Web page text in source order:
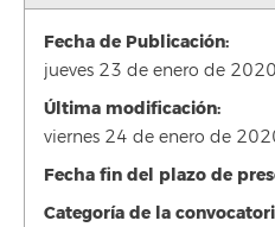
Fecha de Publicación:
jueves 23 de enero de
Última modificación:
viernes 24 de enero de
Fecha fin del plazo de
Categoría de la